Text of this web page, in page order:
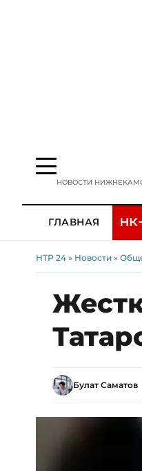
НОВОСТИ
ГЛАВНАЯ
НТР 24 » Новости »
Булат Саматов